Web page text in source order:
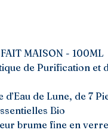
MAISON - 100ML
de Purification et
de Lune, de 7
Bio
brume fine en